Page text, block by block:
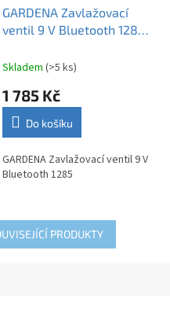
GARDENA Zavlažovací
ventil 9 V Bluetooth 1285-
Skladem (>5 ks)
1 785 Kč
Do košíku
GARDENA Zavlažovací ventil 9 V
Bluetooth 1285
PRODUKTY